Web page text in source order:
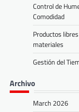
Control de
Comodidad
Productos
materiales
Gestión del
Archivo
March 2026